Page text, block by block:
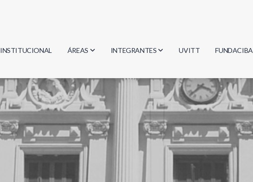
INSTITUCIONAL ÁREAS
Biología
Física
Geociencias
Informática
Matemática
INTEGRANTES
Investigadores
Estudiantes
Egresados
UVITT FUNDACIBA